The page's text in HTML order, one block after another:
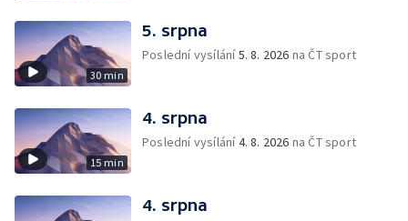
30 min
5. srpna
Poslední vysílání5. 8. 2026 na ČT sport
15 min
4. srpna
Poslední vysílání4. 8. 2026 na ČT sport
4. srpna